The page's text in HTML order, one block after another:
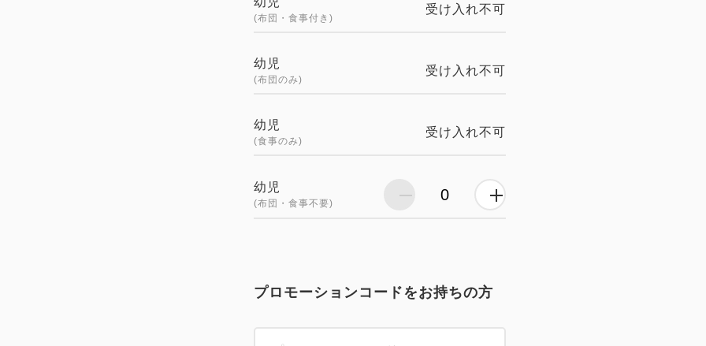
(布団・食事付き)
受け入れ不可
幼児
(布団のみ)
受け入れ不可
幼児
(食事のみ)
受け入れ不可
幼児
(布団・食事不要)
プロモーションコードをお持ちの方